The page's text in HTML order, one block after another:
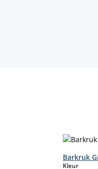
Barkruk
Kleurselect